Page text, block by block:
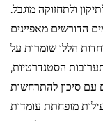
הדורשים מאפיינים
הללו שומרות על
הסטנדרטיות,
עם סיכון להתרחשות
מופחתת עומדות